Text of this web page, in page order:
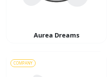
Aurea Dreams
COMPANY